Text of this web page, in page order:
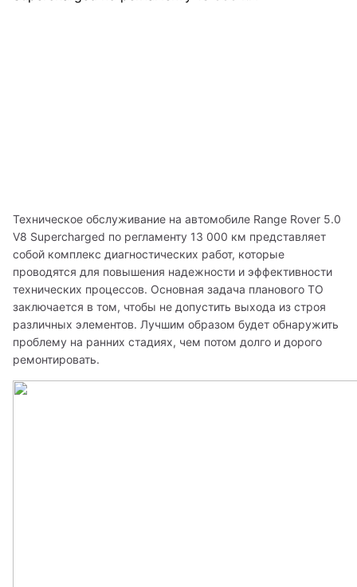
Техническое обслуживание на автомобиле Range Rover 5.0
V8 Supercharged по регламенту 13 000 км представляет
собой комплекс диагностических работ, которые
проводятся для повышения надежности и эффективности
технических процессов. Основная задача планового ТО
заключается в том, чтобы не допустить выхода из строя
различных элементов. Лучшим образом будет обнаружить
проблему на ранних стадиях, чем потом долго и дорого
ремонтировать.